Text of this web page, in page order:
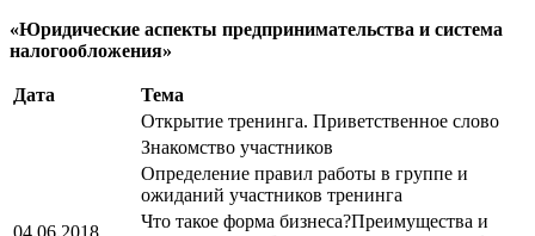
«Юридические аспекты предпринимательства и система
налогообложения»
Дата Тема
04.06.2018
Открытие тренинга. Приветственное слово
Знакомство участников
Определение правил работы в группе и
ожиданий участников тренинга
Что такое форма бизнеса?Преимущества и